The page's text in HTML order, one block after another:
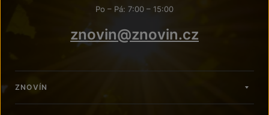
Po – Pá: 7:00 – 15:00
znovin@znovin.cz
ZNOVÍN